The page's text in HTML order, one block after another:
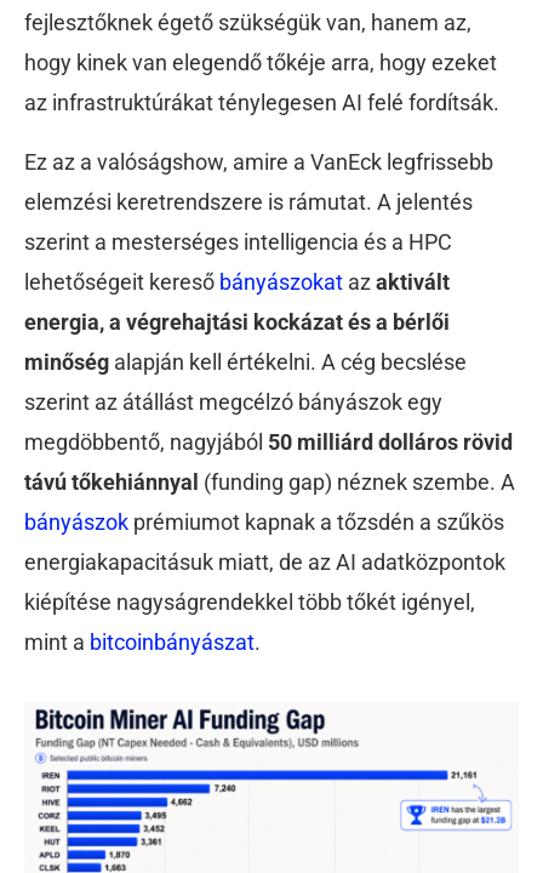
fejlesztőknek égető szükségük van, hanem az,
hogy kinek van elegendő tőkéje arra, hogy ezeket
az infrastruktúrákat ténylegesen AI felé fordítsák.
Ez az a valóságshow, amire a VanEck legfrissebb
elemzési keretrendszere is rámutat. A jelentés
szerint a mesterséges intelligencia és a HPC
lehetőségeit kereső bányászokat az aktivált
energia, a végrehajtási kockázat és a bérlői
minőség alapján kell értékelni. A cég becslése
szerint az átállást megcélzó bányászok egy
megdöbbentő, nagyjából 50 milliárd dolláros rövid
távú tőkehiánnyal (funding gap) néznek szembe. A
bányászok prémiumot kapnak a tőzsdén a szűkös
energiakapacitásuk miatt, de az AI adatközpontok
kiépítése nagyságrendekkel több tőkét igényel,
mint a bitcoinbányászat.